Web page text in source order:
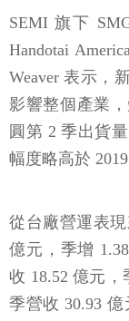
SEMI 旗下
Handotai
Weaver 表示，
影響整個產業
圓第 2 季出貨
幅度略高於 2019
從台廠營運表
億元，季增
收 18.52 億元，
季營收 30.93